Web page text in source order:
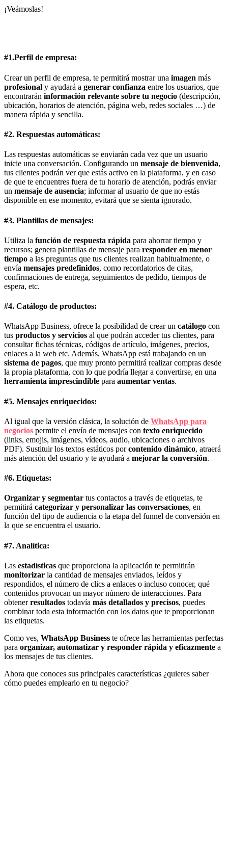
¡Veámoslas!
#1.Perfil de empresa:
Crear un perfil de empresa, te permitirá mostrar una imagen más
profesional y ayudará a generar confianza entre los usuarios, que
encontrarán información relevante sobre tu negocio (descripción,
ubicación, horarios de atención, página web, redes sociales …) de
manera rápida y sencilla.
#2. Respuestas automáticas:
Las respuestas automáticas se enviarán cada vez que un usuario
inicie una conversación. Configurando un mensaje de bienvenida,
tus clientes podrán ver que estás activo en la plataforma, y en caso
de que te encuentres fuera de tu horario de atención, podrás enviar
un mensaje de ausencia; informar al usuario de que no estás
disponible en ese momento, evitará que se sienta ignorado.
#3. Plantillas de mensajes:
Utiliza la función de respuesta rápida para ahorrar tiempo y
recursos; genera plantillas de mensaje para responder en menor
tiempo a las preguntas que tus clientes realizan habitualmente, o
envía mensajes predefinidos, como recordatorios de citas,
confirmaciones de entrega, seguimientos de pedido, tiempos de
espera, etc.
#4. Catálogo de productos:
WhatsApp Business, ofrece la posibilidad de crear un catálogo con
tus productos y servicios al que podrán acceder tus clientes, para
consultar fichas técnicas, códigos de artículo, imágenes, precios,
enlaces a la web etc. Además, WhatsApp está trabajando en un
sistema de pagos, que muy pronto permitirá realizar compras desde
la propia plataforma, con lo que podría llegar a convertirse, en una
herramienta imprescindible para aumentar ventas.
#5. Mensajes enriquecidos:
Al igual que la versión clásica, la solución de WhatsApp para
negocios permite el envío de mensajes con texto enriquecido
(links, emojis, imágenes, vídeos, audio, ubicaciones o archivos
PDF). Sustituir los textos estáticos porcontenido dinámico, atraerá
más atención del usuario y te ayudará a mejorar la conversión.
#6. Etiquetas:
Organizar y segmentar tus contactos a través de etiquetas, te
permitirá categorizar y personalizar las conversaciones, en
función del tipo de audiencia o la etapa del funnel de conversión en
la que se encuentra el usuario.
#7. Analítica:
Las estadísticas que proporciona la aplicación te permitirán
monitorizar la cantidad de mensajes enviados, leídos y
respondidos, el número de clics a enlaces o incluso conocer, qué
contenidos provocan un mayor número de interacciones. Para
obtenerresultados todavía más detallados y precisos, puedes
combinar toda esta información con los datos que te proporcionan
las etiquetas.
Como ves, WhatsApp Business te ofrece las herramientas perfectas
para organizar, automatizar y responder rápida y eficazmente a
los mensajes de tus clientes.
Ahora que conoces sus principales características ¿quieres saber
cómo puedes emplearlo en tu negocio?